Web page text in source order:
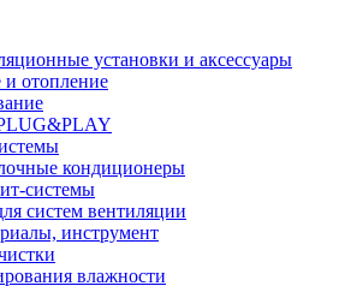
установки и аксессуары
отопление
кондиционеры
системы
систем вентиляции
инструмент
влажности